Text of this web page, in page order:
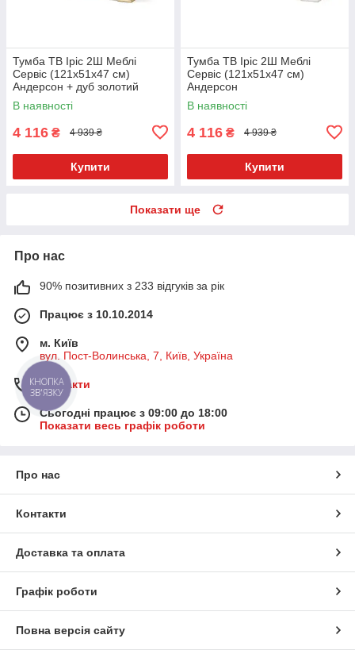
Тумба ТВ Іріс 2Ш Меблі
Сервіс (121х51х47 см)
Андерсон + дуб золотий
В наявності
4 116 ₴ 4 939 ₴
Купити
Тумба ТВ Іріс 2Ш Меблі
Сервіс (121х51х47 см)
Андерсон
В наявності
4 116 ₴ 4 939 ₴
Купити
Показати ще
Про нас
90% позитивних з 233 відгуків за рік
Працює з 10.10.2014
м. Київ
вул. Пост-Волинська, 7, Київ, Україна
Контакти
Сьогодні працює з 09:00 до 18:00
Показати весь графік роботи
Про нас
Контакти
Доставка та оплата
Графік роботи
Повна версія сайту
КНОПКА
ЗВ'ЯЗКУ